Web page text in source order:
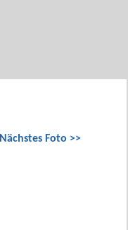
Nächstes Foto >>